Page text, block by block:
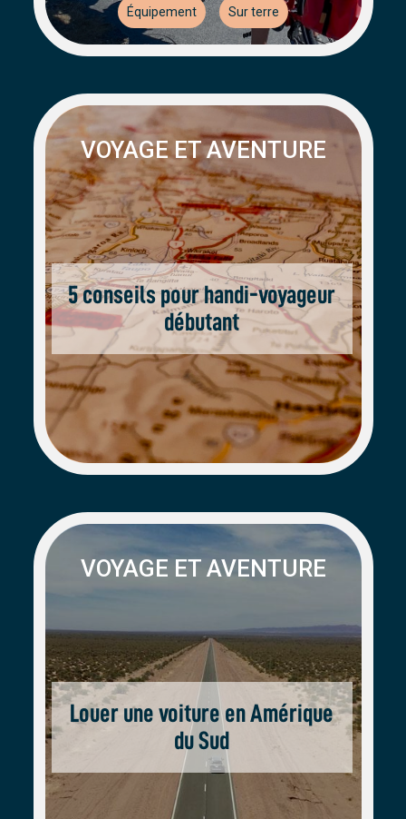
Équipement Sur terre
VOYAGE ET AVENTURE
5 conseils pour handi-voyageur
débutant
VOYAGE ET AVENTURE
Louer une voiture en Amérique
du Sud